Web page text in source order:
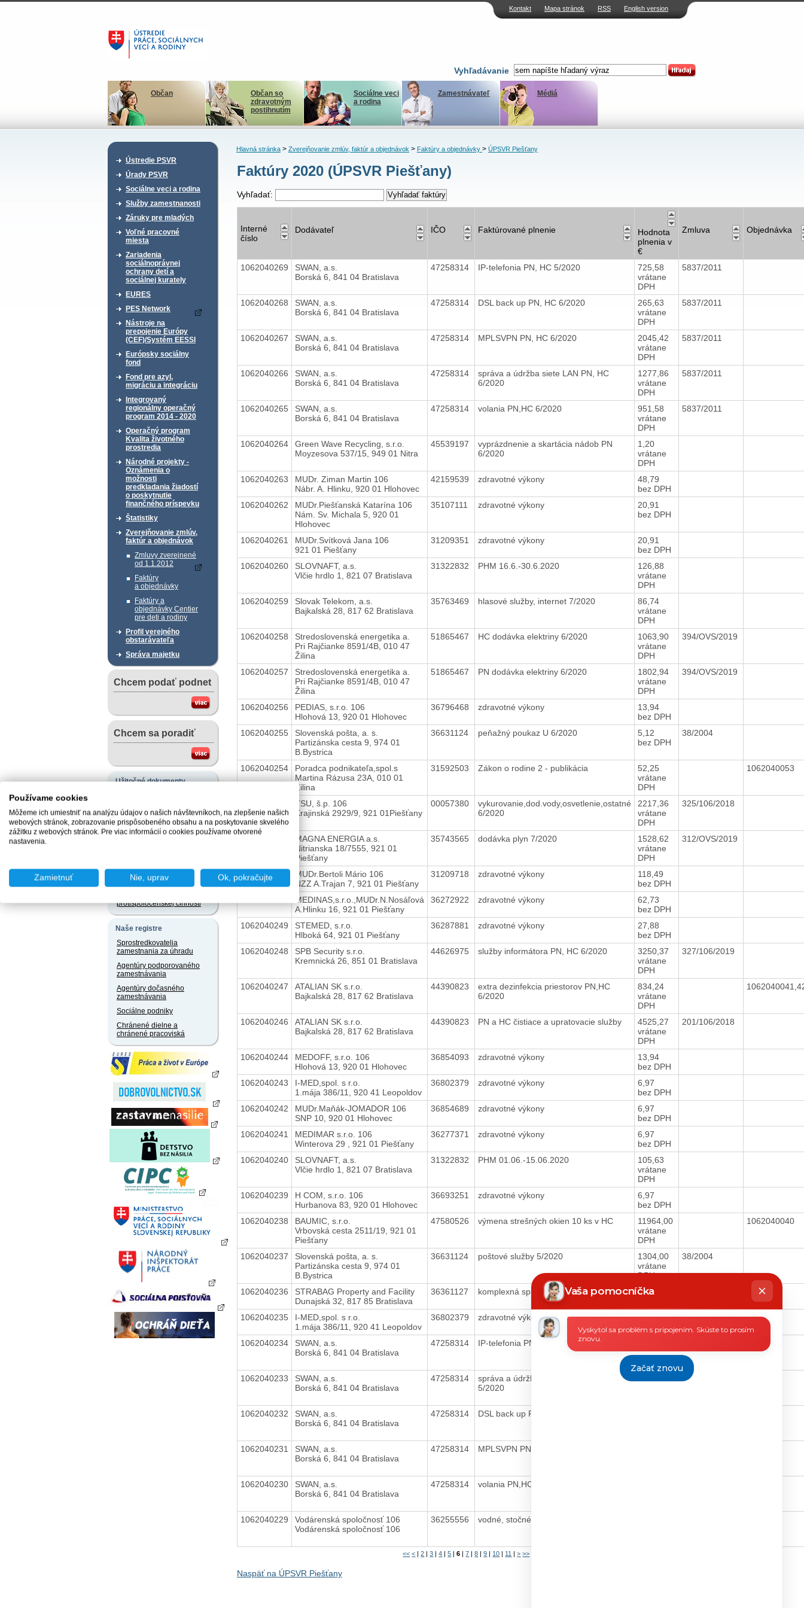
Kontakt Mapa stránok RSS English version
Vyhľadávanie
Občan
Občan so
zdravotným
postihnutím
Sociálne veci
a rodina
Zamestnávateľ Médiá
Ústredie PSVR
Úrady PSVR
Sociálne veci a rodina
Služby zamestnanosti
Záruky pre mladých
Voľné pracovné
miesta
Zariadenia
sociálnoprávnej
ochrany detí a
sociálnej kurately
EURES
PES Network
Nástroje na
prepojenie Európy
(CEF)/Systém EESSI
Európsky sociálny
fond
Fond pre azyl,
migráciu a integráciu
Integrovaný
regionálny operačný
program 2014 - 2020
Operačný program
Kvalita životného
prostredia
Národné projekty -
Oznámenia o
možnosti
predkladania žiadostí
o poskytnutie
finančného príspevku
Štatistiky
Zverejňovanie zmlúv,
faktúr a objednávok
Zmluvy zverejnené
od 1.1.2012
Faktúry
a objednávky
Faktúry a
objednávky Centier
pre deti a rodiny
Profil verejného
obstarávateľa
Správa majetku
Chcem podať podnet
Chcem sa poradiť
Užitočné dokumenty
Právne predpisy
Ochrana osobných údajov
protispoločenskej činnosti
Naše registre
Sprostredkovatelia
zamestnania za úhradu
Agentúry podporovaného
zamestnávania
Agentúry dočasného
zamestnávania
Sociálne podniky
Chránené dielne a
chránené pracoviská
Hlavná stránka> Zverejňovanie zmlúv, faktúr a objednávok> Faktúry a objednávky > ÚPSVR Piešťany
Faktúry 2020 (ÚPSVR Piešťany)
Vyhľadať:
Interné
číslo
Dodávateľ IČO Faktúrované plnenie
Hodnota
plnenia v
€
Zmluva Objednávka
1062040269
SWAN, a.s.
Borská 6, 841 04 Bratislava
47258314 IP-telefonia PN, HC 5/2020
725,58
vrátane
DPH
5837/2011
1062040268
SWAN, a.s.
Borská 6, 841 04 Bratislava
47258314 DSL back up PN, HC 6/2020
265,63
vrátane
DPH
5837/2011
1062040267
SWAN, a.s.
Borská 6, 841 04 Bratislava
47258314 MPLSVPN PN, HC 6/2020
2045,42
vrátane
DPH
5837/2011
1062040266
SWAN, a.s.
Borská 6, 841 04 Bratislava
47258314
správa a údržba siete LAN PN, HC
6/2020
1277,86
vrátane
DPH
5837/2011
1062040265
SWAN, a.s.
Borská 6, 841 04 Bratislava
47258314 volania PN,HC 6/2020
951,58
vrátane
DPH
5837/2011
1062040264
Green Wave Recycling, s.r.o.
Moyzesova 537/15, 949 01 Nitra
45539197
vyprázdnenie a skartácia nádob PN
6/2020
1,20
vrátane
DPH
1062040263
MUDr. Ziman Martin 106
Nábr. A. Hlinku, 920 01 Hlohovec
42159539 zdravotné výkony
48,79
bez DPH
1062040262
MUDr.Piešťanská Katarína 106
Nám. Sv. Michala 5, 920 01
Hlohovec
35107111 zdravotné výkony
20,91
bez DPH
1062040261
MUDr.Svítková Jana 106
921 01 Piešťany
31209351 zdravotné výkony
20,91
bez DPH
1062040260
SLOVNAFT, a.s.
Vlčie hrdlo 1, 821 07 Bratislava
31322832 PHM 16.6.-30.6.2020
126,88
vrátane
DPH
1062040259
Slovak Telekom, a.s.
Bajkalská 28, 817 62 Bratislava
35763469 hlasové služby, internet 7/2020
86,74
vrátane
DPH
1062040258
Stredoslovenská energetika a.
Pri Rajčianke 8591/4B, 010 47
Žilina
51865467 HC dodávka elektriny 6/2020
1063,90
vrátane
DPH
394/OVS/2019
1062040257
Stredoslovenská energetika a.
Pri Rajčianke 8591/4B, 010 47
Žilina
51865467 PN dodávka elektriny 6/2020
1802,94
vrátane
DPH
394/OVS/2019
1062040256
PEDIAS, s.r.o. 106
Hlohová 13, 920 01 Hlohovec
36796468 zdravotné výkony
13,94
bez DPH
1062040255
Slovenská pošta, a. s.
Partizánska cesta 9, 974 01
B.Bystrica
36631124 peňažný poukaz U 6/2020
5,12
bez DPH
38/2004
1062040254
Poradca podnikateľa,spol.s
Martina Rázusa 23A, 010 01
Žilina
31592503 Zákon o rodine 2 - publikácia
52,25
vrátane
DPH
1062040053
TSU, š.p. 106
Krajinská 2929/9, 921 01Piešťany
00057380
vykurovanie,dod.vody,osvetlenie,ostatné
6/2020
2217,36
vrátane
DPH
325/106/2018
MAGNA ENERGIA a.s.
Nitrianska 18/7555, 921 01
Piešťany
35743565 dodávka plyn 7/2020
1528,62
vrátane
DPH
312/OVS/2019
1062040251
MUDr.Bertoli Mário 106
NZZ A.Trajan 7, 921 01 Piešťany
31209718 zdravotné výkony
118,49
bez DPH
MEDINAS,s.r.o.,MUDr.N.Nosáľová
A.Hlinku 16, 921 01 Piešťany
36272922 zdravotné výkony
62,73
bez DPH
1062040249
STEMED, s.r.o.
Hlboká 64, 921 01 Piešťany
36287881 zdravotné výkony
27,88
bez DPH
1062040248
SPB Security s.r.o.
Kremnická 26, 851 01 Bratislava
44626975 služby informátora PN, HC 6/2020
3250,37
vrátane
DPH
327/106/2019
1062040247
ATALIAN SK s.r.o.
Bajkalská 28, 817 62 Bratislava
44390823
extra dezinfekcia priestorov PN,HC
6/2020
834,24
vrátane
DPH
1062040246
ATALIAN SK s.r.o.
Bajkalská 28, 817 62 Bratislava
44390823 PN a HC čistiace a upratovacie služby
4525,27
vrátane
DPH
201/106/2018
1062040244
MEDOFF, s.r.o. 106
Hlohová 13, 920 01 Hlohovec
36854093 zdravotné výkony
13,94
bez DPH
1062040243
I-MED,spol. s r.o.
1.mája 386/11, 920 41 Leopoldov
36802379 zdravotné výkony
6,97
bez DPH
1062040242
MUDr.Maňák-JOMADOR 106
SNP 10, 920 01 Hlohovec
36854689 zdravotné výkony
6,97
bez DPH
1062040241
MEDIMAR s.r.o. 106
Winterova 29 , 921 01 Piešťany
36277371 zdravotné výkony
6,97
bez DPH
1062040240
SLOVNAFT, a.s.
Vlčie hrdlo 1, 821 07 Bratislava
31322832 PHM 01.06.-15.06.2020
105,63
vrátane
DPH
1062040239
H COM, s.r.o. 106
Hurbanova 83, 920 01 Hlohovec
36693251 zdravotné výkony
6,97
bez DPH
1062040238
BAUMIC, s.r.o.
Vrbovská cesta 2511/19, 921 01
Piešťany
47580526 výmena strešných okien 10 ks v HC
11964,00
vrátane
DPH
1062040040
1062040237
Slovenská pošta, a. s.
Partizánska cesta 9, 974 01
B.Bystrica
36631124 poštové služby 5/2020
1304,00
vrátane
DPH
38/2004
1062040236
STRABAG Property and Facility
Dunajská 32, 817 85 Bratislava
36361127 komplexná správa objektov 5/2020
4965,86
1062040235
I-MED,spol. s r.o.
1.mája 386/11, 920 41 Leopoldov
36802379 zdravotné výkony
6,97
bez DPH
1062040234
SWAN, a.s.
Borská 6, 841 04 Bratislava
47258314 IP-telefonia PN, HC 5/2020
vrátane
1062040233
SWAN, a.s.
Borská 6, 841 04 Bratislava
47258314
správa a údržba siete LAN PN, HC
5/2020
5837/2011
1062040232
SWAN, a.s.
Borská 6, 841 04 Bratislava
47258314 DSL back up PN, HC 5/2020
1062040231
SWAN, a.s.
Borská 6, 841 04 Bratislava
47258314 MPLSVPN PN, HC 5/2020
1062040230
SWAN, a.s.
Borská 6, 841 04 Bratislava
47258314 volania PN,HC 5/2020
1062040229
Vodárenská spoločnosť 106
Vodárenská spoločnosť 106
36255556 vodné, stočné 5/2020
<< < |2 |3 |4 |5 |6 |7 |8 |9 | 10 | 11 |> >>
Naspäť na ÚPSVR Piešťany
Vaša pomocníčka
Chatbot
píše
Vyskytol sa problém s pripojením. Skúste to prosím
znovu.
Začať znovu
Používame cookies
Môžeme ich umiestniť na analýzu údajov o našich návštevníkoch, na zlepšenie našich
webových stránok, zobrazovanie prispôsobeného obsahu a na poskytovanie skvelého
zážitku z webových stránok. Pre viac informácií o cookies používame otvorené
nastavenia.
Zamietnuť Nie, uprav Ok, pokračujte